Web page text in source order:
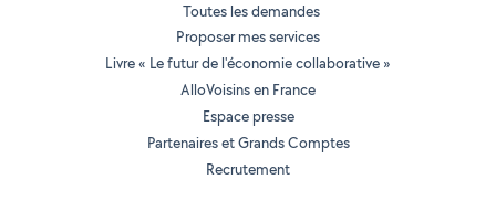
Toutes les demandes
Proposer mes services
Livre « Le futur de l'économie collaborative »
AlloVoisins en France
Espace presse
Partenaires et Grands Comptes
Recrutement